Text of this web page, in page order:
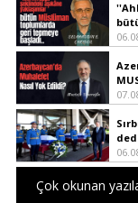
Çok okunan